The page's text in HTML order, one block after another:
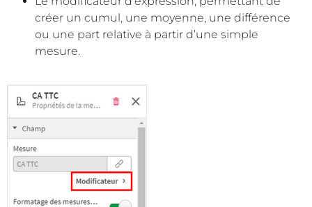
créer un cumul, une moyenne, une différence
ou une part relative à partir d’une simple
mesure.